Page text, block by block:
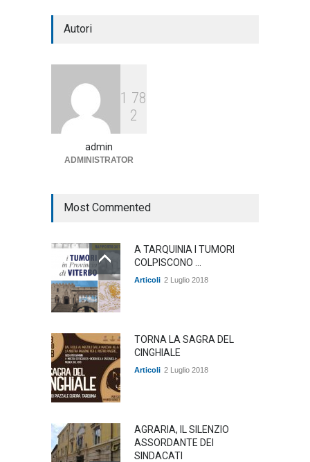
Agricoltura, dal Governo
arrivano i pagamenti PAC, la
Autori
1 78
2
admin
ADMINISTRATOR
Most Commented
A TARQUINIA I TUMORI
COLPISCONO ...
Articoli 2 Luglio 2018
TORNA LA SAGRA DEL
CINGHIALE
Articoli 2 Luglio 2018
AGRARIA, IL SILENZIO
ASSORDANTE DEI
SINDACATI